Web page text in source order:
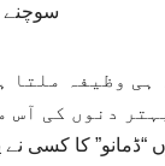
ہی وظیفہ ملتا
کا کسی نے